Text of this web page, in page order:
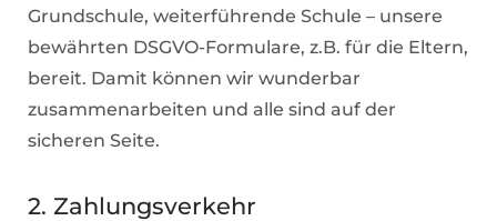
Grundschule, weiterführende Schule – unsere
bewährten DSGVO-Formulare, z.B. für die Eltern,
bereit. Damit können wir wunderbar
zusammenarbeiten und alle sind auf der
sicheren Seite.
2. Zahlungsverkehr